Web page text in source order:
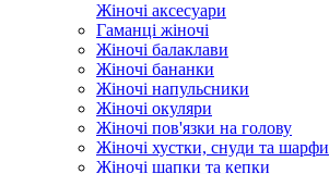
Жіночі аксесуари
Гаманці жіночі
Жіночі балаклави
Жіночі бананки
Жіночі напульсники
Жіночі окуляри
Жіночі пов'язки на голову
Жіночі хустки, снуди та шарфи
Жіночі шапки та кепки